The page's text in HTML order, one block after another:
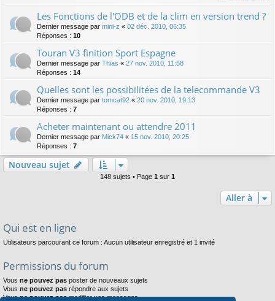
Les Fonctions de l'ODB et de la clim en version trend ?
Dernier message par mini-z « 02 déc. 2010, 06:35
Réponses : 10
Touran V3 finition Sport Espagne
Dernier message par Thias « 27 nov. 2010, 11:58
Réponses : 14
Quelles sont les possibilitées de la telecommande V3
Dernier message par tomcat92 « 20 nov. 2010, 19:13
Réponses : 7
Acheter maintenant ou attendre 2011
Dernier message par Mick74 « 15 nov. 2010, 20:25
Réponses : 7
Nouveau sujet
148 sujets • Page 1 sur 1
Aller à
Qui est en ligne
Utilisateurs parcourant ce forum : Aucun utilisateur enregistré et 1 invité
Permissions du forum
Vous ne pouvez pas poster de nouveaux sujets
Vous ne pouvez pas répondre aux sujets
Vousne pouvez pasmodifier vos messages